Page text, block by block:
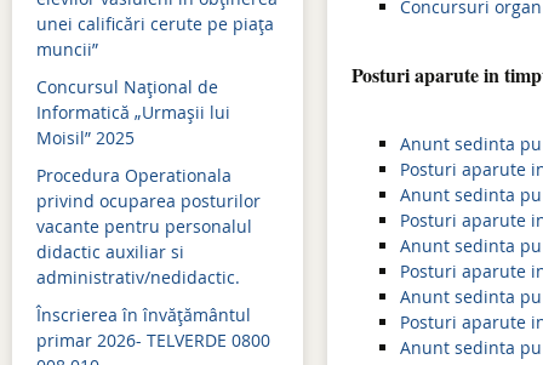
Simulări examene
Simulări examene
Evaluare națională 2022
Admitere 2021
Bacalaureat 2021
Simulari examene
unei calificări cerute pe piața
muncii”
Concursul Național de
Informatică „Urmașii lui
Moisil” 2025
Procedura Operationala
privind ocuparea posturilor
vacante pentru personalul
didactic auxiliar si
administrativ/nedidactic.
Înscrierea în învăţământul
primar 2026- TELVERDE 0800
Concursuri
Posturi aparute in
Anunt sedinta
Posturi aparute
Anunt sedinta
Posturi aparute
Anunt sedinta
Posturi aparute
Anunt sedinta
Posturi aparute
Anunt sedinta